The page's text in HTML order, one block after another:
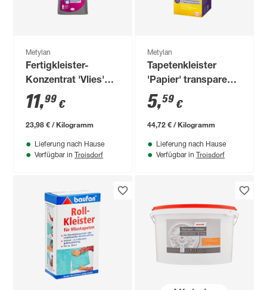
Metylan
Fertigkleister-
Konzentrat 'Vlies'
transparent 500 g
11,99 €
23,98 € / Kilogramm
Lieferung nach Hause
Verfügbar in Troisdorf
Metylan
Tapetenkleister
'Papier' transparent
125 g
5,59 €
44,72 € / Kilogramm
Lieferung nach Hause
Verfügbar in Troisdorf